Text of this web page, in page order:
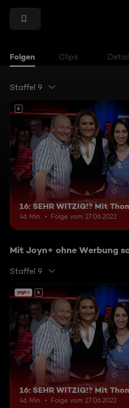
Folgen Clips
Staffel 9
6
16: SEHR WITZIG!? Mit
46 Min. Folge vom 27.06.2022
Mit Joyn+ ohne Werbung
Staffel 9
6
16: SEHR WITZIG!? Mit
46 Min. Folge vom 27.06.2022